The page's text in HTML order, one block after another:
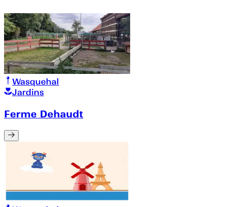
Wasquehal
Jardins
Ferme Dehaudt